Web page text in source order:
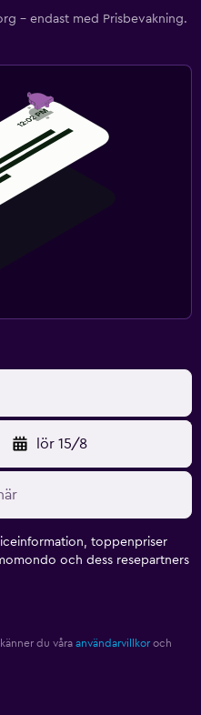
– endast med Prisbevakning.
lör 15/8
toppenpriser
och dess resepartners
du våra användarvillkor och